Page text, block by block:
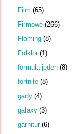
Film (65)
Firmowe (266)
Flaming (8)
Folklor (1)
formuła jeden (8)
fortnite (8)
gady (4)
galaxy (3)
garnitur (6)